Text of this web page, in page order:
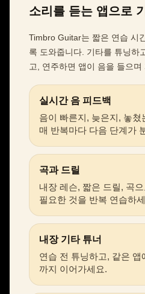
소리를 듣는 앱으로
Timbro Guitar는 짧은 연습 시
록 도와줍니다. 기타를 튜닝하
고, 연주하면 앱이 음을 들으며
실시간 음 피드백
음이 빠른지, 늦은지, 놓쳤
매 반복마다 다음 단계가
곡과 드릴
내장 레슨, 짧은 드릴, 곡
필요한 것을 반복 연습하
내장 기타 튜너
연습 전 튜닝하고, 같은 앱
까지 이어가세요.